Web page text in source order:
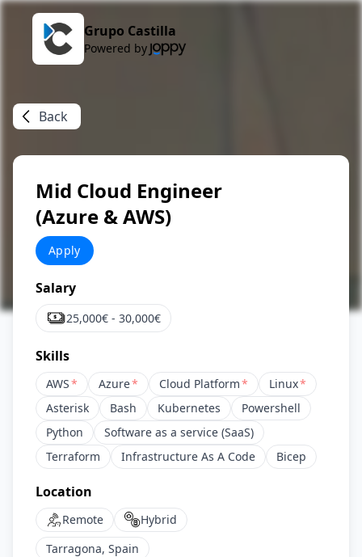
Grupo Castilla
Powered by
Back
Mid Cloud Engineer
(Azure & AWS)
Apply
Salary
25,000€ - 30,000€
Skills
AWS* Azure* Cloud Platform* Linux*
Asterisk
Bash Kubernetes
Powershell
Python
Software as a service (SaaS)
Terraform
Infrastructure As A Code Bicep
Location
Remote
Hybrid
Tarragona, Spain